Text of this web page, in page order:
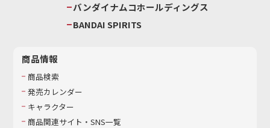
バンダイナムコホールディングス
BANDAI SPIRITS
商品情報
商品検索
発売カレンダー
キャラクター
商品関連サイト・SNS一覧